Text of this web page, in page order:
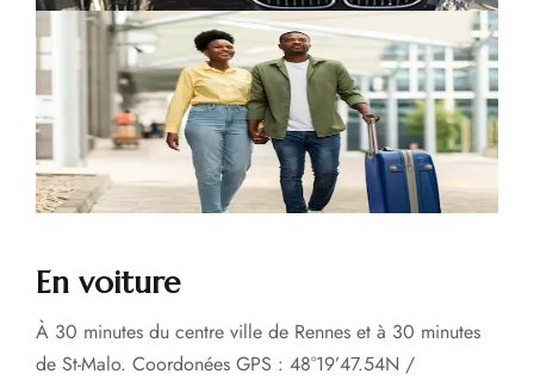
En voiture
À 30 minutes du centre ville de Rennes et à 30 minutes
de St-Malo. Coordonées GPS : 48°19’47.54N /